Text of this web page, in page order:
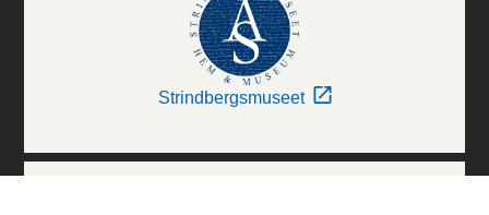
Strindbergsmuseet